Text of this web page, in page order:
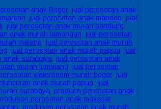
anak Bogor, jual perosotan anak
, jual perosotan anak manado, jual
, jual perosotan anak murah bandung,
anak murah lamongan, jual perosotan
malang, jual perosotan anak murah
, jual perosotan anak murah papua, jual
anak surabaya, jual perosotan anak
murah lumajang, jual perosotan
waterboom murah bogor, jual
anak murah papua, jual
surabaya, produen perosotan anak
perosotan anak makasar,
, produsen perosotan anak murah